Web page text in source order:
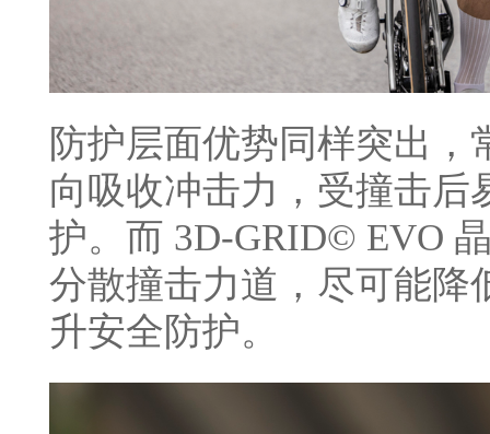
防护层面优势同样突出，
向吸收冲击力，受撞击后
护。而 3D-GRID© EVO
分散撞击力道，尽可能降
升安全防护。